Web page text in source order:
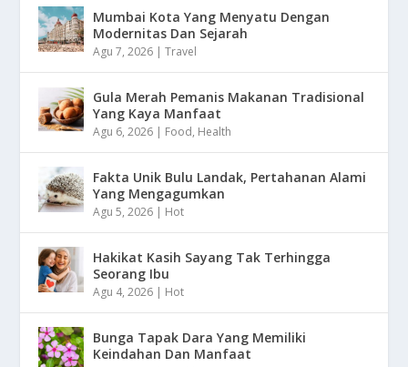
Mumbai Kota Yang Menyatu Dengan
Modernitas Dan Sejarah
Agu 7, 2026 |Travel
Gula Merah Pemanis Makanan Tradisional
Yang Kaya Manfaat
Agu 6, 2026 | Food, Health
Fakta Unik Bulu Landak, Pertahanan Alami
Yang Mengagumkan
Agu 5, 2026 | Hot
Hakikat Kasih Sayang Tak Terhingga
Seorang Ibu
Agu 4, 2026 | Hot
Bunga Tapak Dara Yang Memiliki
Keindahan Dan Manfaat